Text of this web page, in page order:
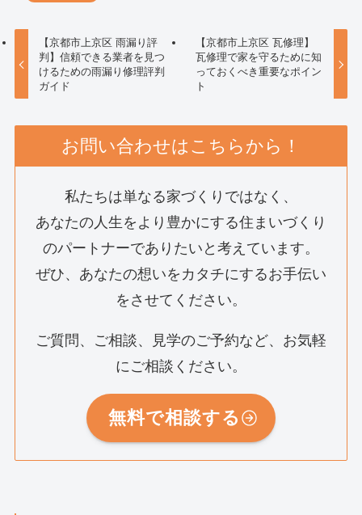
【京都市上京区 雨漏り評
判】信頼できる業者を見つ
けるための雨漏り修理評判
ガイド
【京都市上京区 瓦修理】
瓦修理で家を守るために知
っておくべき重要なポイン
ト
お問い合わせはこちらから！
私たちは単なる家づくりではなく、
あなたの人生をより豊かにする住まいづくり
のパートナーでありたいと考えています。
ぜひ、あなたの想いをカタチにするお手伝い
をさせてください。
ご質問、ご相談、見学のご予約など、お気軽
にご相談ください。
無料で相談する